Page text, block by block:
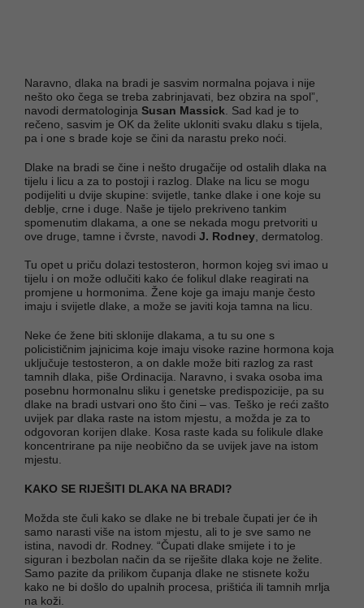
Naravno, dlaka na bradi je sasvim normalna pojava i nije
nešto oko čega se treba zabrinjavati, bez obzira na spol”,
navodi dermatologinja Susan Massick . Sad kad je to
rečeno, sasvim je OK da želite ukloniti svaku dlaku s tijela,
pa i one s brade koje se čini da narastu preko noći.
Dlake na bradi se čine i nešto drugačije od ostalih dlaka na
tijelu i licu a za to postoji i razlog. Dlake na licu se mogu
podijeliti u dvije skupine: svijetle, tanke dlake i one koje su
deblje, crne i duge. Naše je tijelo prekriveno tankim
spomenutim dlakama, a one se nekada mogu pretvoriti u
ove druge, tamne i čvrste, navodi J. Rodney , dermatolog.
Tu opet u priču dolazi testosteron, hormon kojeg svi imao u
tijelu i on može odlučiti kako će folikul dlake reagirati na
promjene u hormonima. Žene koje ga imaju manje često
imaju i svijetle dlake, a može se javiti koja tamna na licu.
Neke će žene biti sklonije dlakama, a tu su one s
policističnim jajnicima koje imaju visoke razine hormona koja
uključuje testosteron, a on dakle može biti razlog za rast
tamnih dlaka, piše Ordinacija. Naravno, i svaka osoba ima
posebnu hormonalnu sliku i genetske predispozicije, pa su
dlake na bradi ustvari ono što čini – vas. Teško je reći zašto
uvijek par dlaka raste na istom mjestu, a možda je za to
odgovoran korijen dlake. Kosa raste kada su folikule dlake
koncentrirane pa nije neobično da se uvijek jave na istom
mjestu.
KAKO SE RIJEŠITI DLAKA NA BRADI?
Možda ste čuli kako se dlake ne bi trebale čupati jer će ih
samo narasti više na istom mjestu, ali to je sve samo ne
istina, navodi dr. Rodney. “Čupati dlake smijete i to je
siguran i bezbolan način da se riješite dlaka koje ne želite.
Samo pazite da prilikom čupanja dlake ne stisnete kožu
kako ne bi došlo do upalnih procesa, prištića ili tamnih mrlja
na koži.